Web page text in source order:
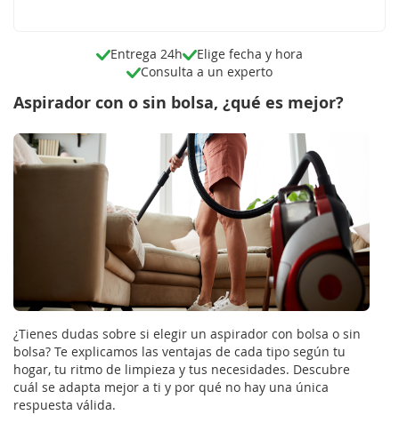
Entrega 24h
Elige fecha y hora
Consulta a un experto
Aspirador con o sin bolsa, ¿qué es mejor?
¿Tienes dudas sobre si elegir un aspirador con bolsa o sin
bolsa? Te explicamos las ventajas de cada tipo según tu
hogar, tu ritmo de limpieza y tus necesidades. Descubre
cuál se adapta mejor a ti y por qué no hay una única
respuesta válida.